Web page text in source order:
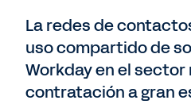
La redes de
uso compartido de
Workday en el
contratación a gran